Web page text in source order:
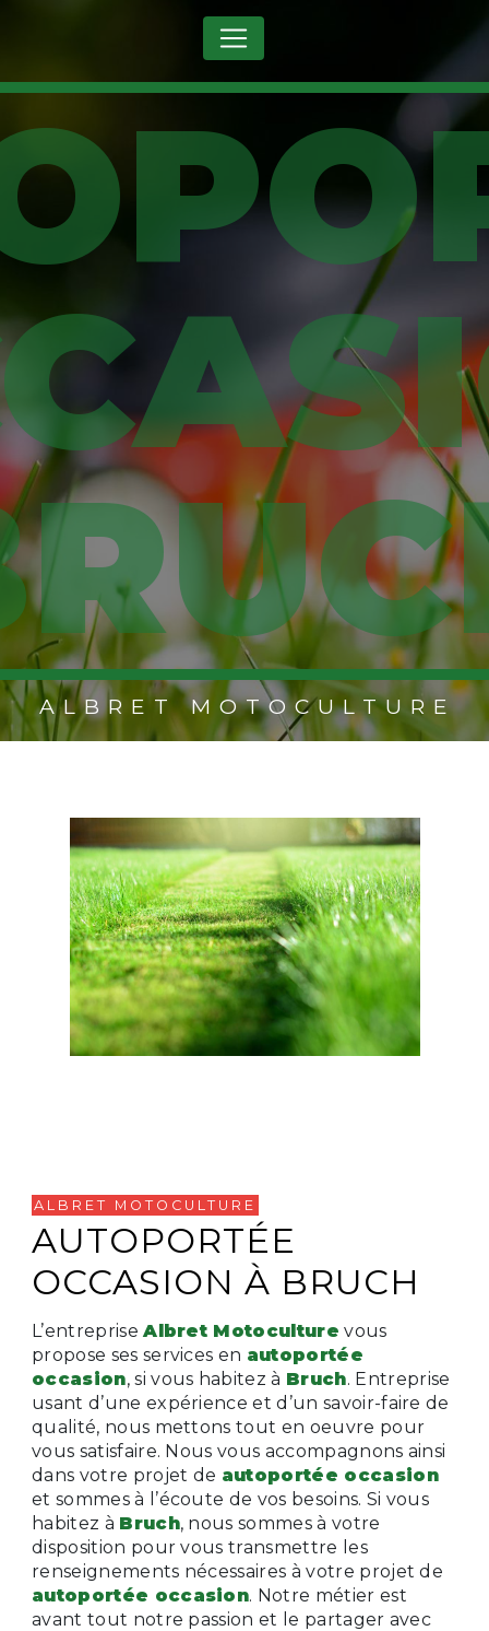
ALBRET MOTOCULTURE
ALBRET MOTOCULTURE
AUTOPORTÉE
OCCASION À BRUCH
L’entrepriseAlbret Motoculture vous
propose ses services en autoportée
occasion, si vous habitez à Bruch. Entreprise
usant d’une expérience et d’un savoir-faire de
qualité, nous mettons tout en oeuvre pour
vous satisfaire. Nous vous accompagnons ainsi
dans votre projet de autoportée occasion
et sommes à l’écoute de vos besoins. Si vous
habitez à Bruch, nous sommes à votre
disposition pour vous transmettre les
renseignements nécessaires à votre projet de
autoportée occasion. Notre métier est
avant tout notre passion et le partager avec
Panneau de gestion des cookies